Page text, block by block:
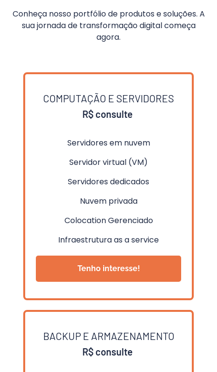
Conheça nosso portfólio de produtos e soluções. A
sua jornada de transformação digital começa
agora.
COMPUTAÇÃO E SERVIDORES
R$ consulte
Servidores em nuvem
Servidor virtual (VM)
Servidores dedicados
Nuvem privada
Colocation Gerenciado
Infraestrutura as a service
Tenho interesse!
BACKUP E ARMAZENAMENTO
R$ consulte